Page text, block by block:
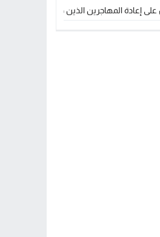
إعادة المهاجرين الذين دخلوا سبتة المحتلة